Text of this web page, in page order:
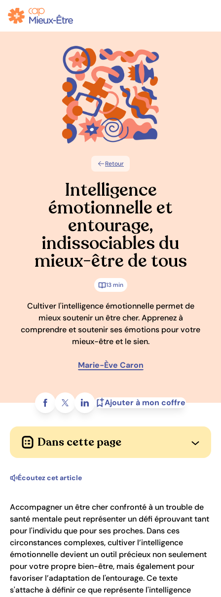
Retour
Intelligence
émotionnelle et
entourage,
indissociables du
mieux-être de tous
13 min
Cultiver l'intelligence émotionnelle permet de
mieux soutenir un être cher. Apprenez à
comprendre et soutenir ses émotions pour votre
mieux-être et le sien.
Marie-Ève Caron
Partagez sur Ajouter à mon coffre
Dans cette page Ouvrir
Écoutez cet article
Accompagner un être cher confronté à un trouble de
santé mentale peut représenter un défi éprouvant tant
pour l'individu que pour ses proches. Dans ces
circonstances complexes, cultiver l’intelligence
émotionnelle devient un outil précieux non seulement
pour votre propre bien-être, mais également pour
favoriser l’adaptation de l'entourage. Ce texte
s'attache à définir ce que représente l'intelligence